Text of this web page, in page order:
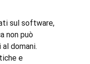
sul software,
non può
domani.
e